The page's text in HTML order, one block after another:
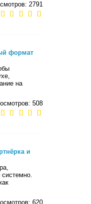
2791
формат
на
508
и
620